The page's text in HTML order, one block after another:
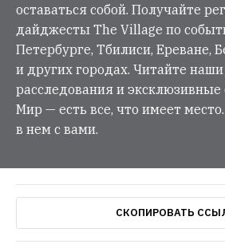
оставаться собой. Получайте
дайджесты The Village по
Петербурге, Тбилиси, Ереване,
и других городах. Читайте
расследования и эксклюзивные
Мир — есть все, что имеет
в нем с вами.
СКОПИРОВАТЬ